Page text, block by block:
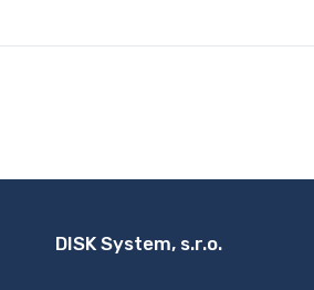
DISK System, s.r.o.